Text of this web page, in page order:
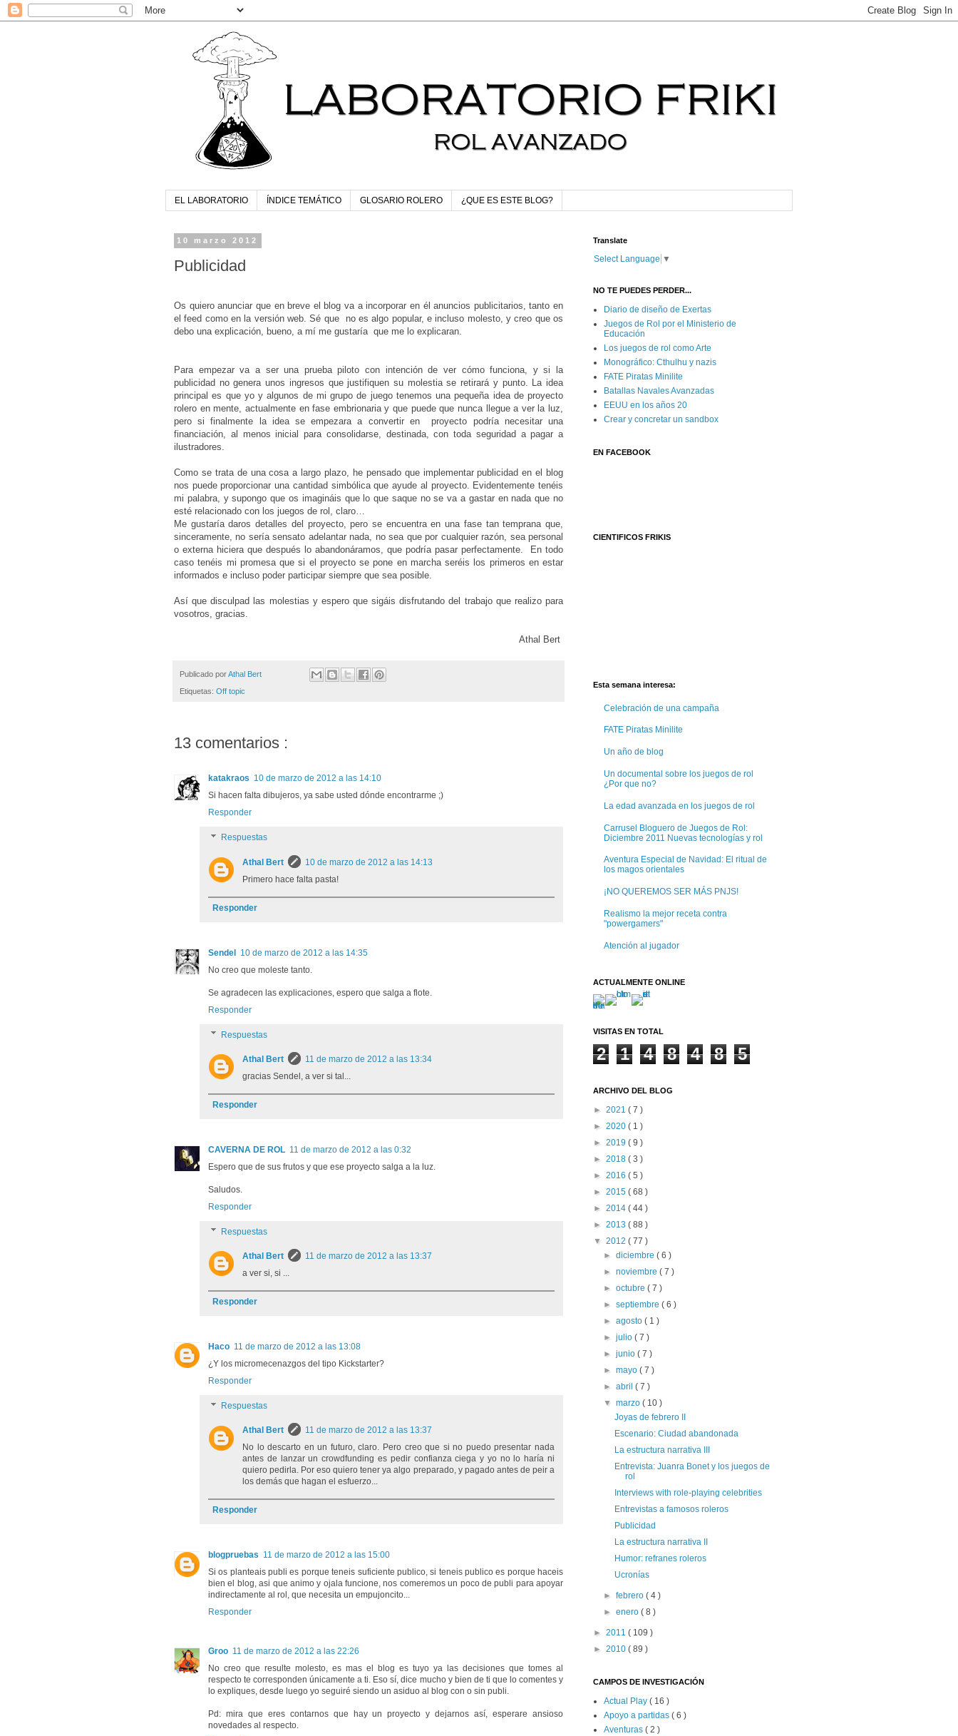
EL LABORATORIO ÍNDICE TEMÁTICO GLOSARIO ROLERO ¿QUE ES ESTE BLOG?
10 marzo 2012
Publicidad
Os quiero anunciar que en breve el blog va a incorporar en él anuncios publicitarios, tanto en
el feed como en la versión web. Sé que no es algo popular, e incluso molesto, y creo que os
debo una explicación, bueno, a mí me gustaría que me lo explicaran.
Para empezar va a ser una prueba piloto con intención de ver cómo funciona, y si la
publicidad no genera unos ingresos que justifiquen su molestia se retirará y punto. La idea
principal es que yo y algunos de mi grupo de juego tenemos una pequeña idea de proyecto
rolero en mente, actualmente en fase embrionaria y que puede que nunca llegue a ver la luz,
pero si finalmente la idea se empezara a convertir en proyecto podría necesitar una
financiación, al menos inicial para consolidarse, destinada, con toda seguridad a pagar a
ilustradores.
Como se trata de una cosa a largo plazo, he pensado que implementar publicidad en el blog
nos puede proporcionar una cantidad simbólica que ayude al proyecto. Evidentemente tenéis
mi palabra, y supongo que os imagináis que lo que saque no se va a gastar en nada que no
esté relacionado con los juegos de rol, claro…
Me gustaría daros detalles del proyecto, pero se encuentra en una fase tan temprana que,
sinceramente, no sería sensato adelantar nada, no sea que por cualquier razón, sea personal
o externa hiciera que después lo abandonáramos, que podría pasar perfectamente. En todo
caso tenéis mi promesa que si el proyecto se pone en marcha seréis los primeros en estar
informados e incluso poder participar siempre que sea posible.
Así que disculpad las molestias y espero que sigáis disfrutando del trabajo que realizo para
vosotros, gracias.
Athal Bert
Publicado porAthal Bert
Etiquetas: Off topic
13 comentarios :
katakraos 10 de marzo de 2012 a las 14:10
Si hacen falta dibujeros, ya sabe usted dónde encontrarme ;)
Responder
Respuestas
Athal Bert
10 de marzo de 2012 a las 14:13
Primero hace falta pasta!
Responder
Sendel 10 de marzo de 2012 a las 14:35
No creo que moleste tanto.
Se agradecen las explicaciones, espero que salga a flote.
Responder
Respuestas
Athal Bert
11 de marzo de 2012 a las 13:34
gracias Sendel, a ver si tal...
Responder
CAVERNA DE ROL 11 de marzo de 2012 a las 0:32
Espero que de sus frutos y que ese proyecto salga a la luz.
Saludos.
Responder
Respuestas
Athal Bert
11 de marzo de 2012 a las 13:37
a ver si, si ...
Responder
Haco 11 de marzo de 2012 a las 13:08
¿Y los micromecenazgos del tipo Kickstarter?
Responder
Respuestas
Athal Bert
11 de marzo de 2012 a las 13:37
No lo descarto en un futuro, claro. Pero creo que si no puedo presentar nada
antes de lanzar un crowdfunding es pedir confianza ciega y yo no lo haría ni
quiero pedirla. Por eso quiero tener ya algo preparado, y pagado antes de peir a
los demás que hagan el esfuerzo...
Responder
blogpruebas 11 de marzo de 2012 a las 15:00
Si os planteais publi es porque teneis suficiente publico, si teneis publico es porque haceis
bien el blog, asi que animo y ojala funcione, nos comeremos un poco de publi para apoyar
indirectamente al rol, que necesita un empujoncito...
Responder
Groo 11 de marzo de 2012 a las 22:26
No creo que resulte molesto, es mas el blog es tuyo ya las decisiones que tomes al
respecto te corresponden únicamente a ti. Eso sí, dice mucho y bien de ti que lo comentes y
lo expliques, desde luego yo seguiré siendo un asiduo al blog con o sin publi.
Pd: mira que eres contarnos que hay un proyecto y dejarnos así, esperare ansioso
novedades al respecto.
Translate
Select Language ▼
NO TE PUEDES PERDER...
Diario de diseño de Exertas
Juegos de Rol por el Ministerio de
Educación
Los juegos de rol como Arte
Monográfico: Cthulhu y nazis
FATE Piratas Minilite
Batallas Navales Avanzadas
EEUU en los años 20
Crear y concretar un sandbox
EN FACEBOOK
CIENTIFICOS FRIKIS
Esta semana interesa:
Celebración de una campaña
FATE Piratas Minilite
Un año de blog
Un documental sobre los juegos de rol
¿Por que no?
La edad avanzada en los juegos de rol
Carrusel Bloguero de Juegos de Rol:
Diciembre 2011 Nuevas tecnologías y rol
Aventura Especial de Navidad: El ritual de
los magos orientales
¡NO QUEREMOS SER MÁS PNJS!
Realismo la mejor receta contra
"powergamers"
Atención al jugador
ACTUALMENTE ONLINE
VISITAS EN TOTAL
2 1 4 8 4 8 5
ARCHIVO DEL BLOG
► 2021 ( 7 )
► 2020 ( 1 )
► 2019 ( 9 )
► 2018 ( 3 )
► 2016 ( 5 )
► 2015 ( 68 )
► 2014 ( 44 )
► 2013 ( 88 )
▼ 2012 ( 77 )
►diciembre( 6 )
►noviembre( 7 )
►octubre( 7 )
►septiembre( 6 )
►agosto( 1 )
►julio( 7 )
►junio( 7 )
►mayo( 7 )
►abril( 7 )
▼marzo( 10 )
Joyas de febrero II
Escenario: Ciudad abandonada
La estructura narrativa III
Entrevista: Juanra Bonet y los juegos de
rol
Interviews with role-playing celebrities
Entrevistas a famosos roleros
Publicidad
La estructura narrativa II
Humor: refranes roleros
Ucronías
►febrero( 4 )
►enero( 8 )
► 2011 ( 109 )
► 2010 ( 89 )
CAMPOS DE INVESTIGACIÓN
Actual Play ( 16 )
Apoyo a partidas ( 6 )
Aventuras ( 2 )